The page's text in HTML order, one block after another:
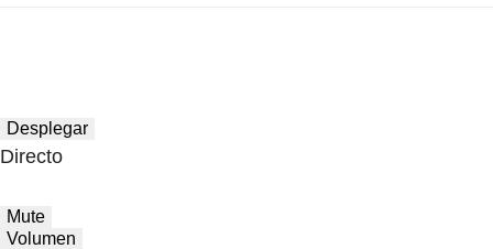
Desplegar
Directo
Mute
Volumen